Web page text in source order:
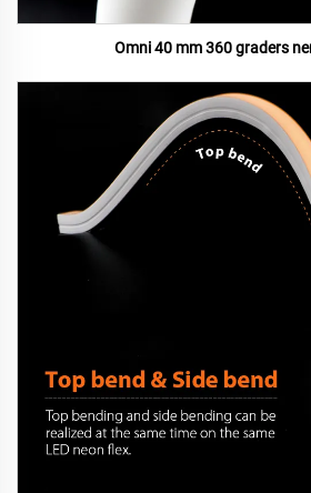
Omni 40 mm 360 graders